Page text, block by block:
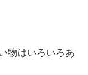
物はいろいろあ